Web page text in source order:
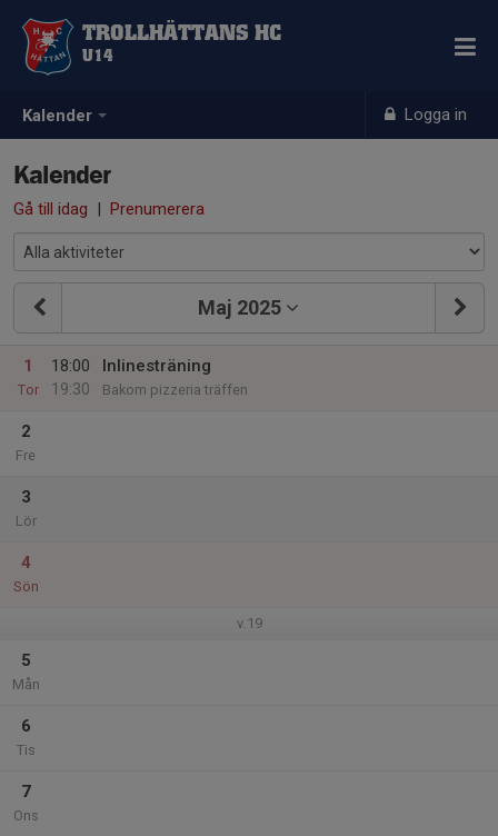
Kalender Logga in
TROLLHÄTTANS HC
U14
Kalender
Gå till idag | Prenumerera
Maj 2025
1
Tor
18:00
19:30
Inlinesträning
Bakom pizzeria träffen
2
Fre
3
Lör
4
Sön
v.19
5
Mån
6
Tis
7
Ons